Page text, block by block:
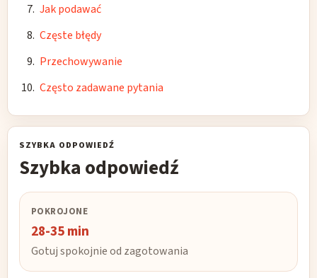
Jak podawać
Częste błędy
Przechowywanie
Często zadawane pytania
SZYBKA ODPOWIEDŹ
Szybka odpowiedź
POKROJONE
28-35 min
Gotuj spokojnie od zagotowania